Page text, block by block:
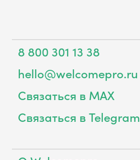
8 800 301 13 38
hello@welcomepro.ru
Связаться в MAX
Связаться в Telegram